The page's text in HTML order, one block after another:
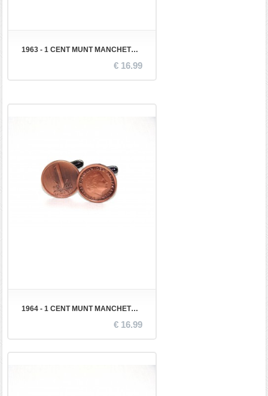
1963 - 1 CENT MUNT MANCHETKNOPEN
€ 16.99
1964 - 1 CENT MUNT MANCHETKNOPEN
€ 16.99